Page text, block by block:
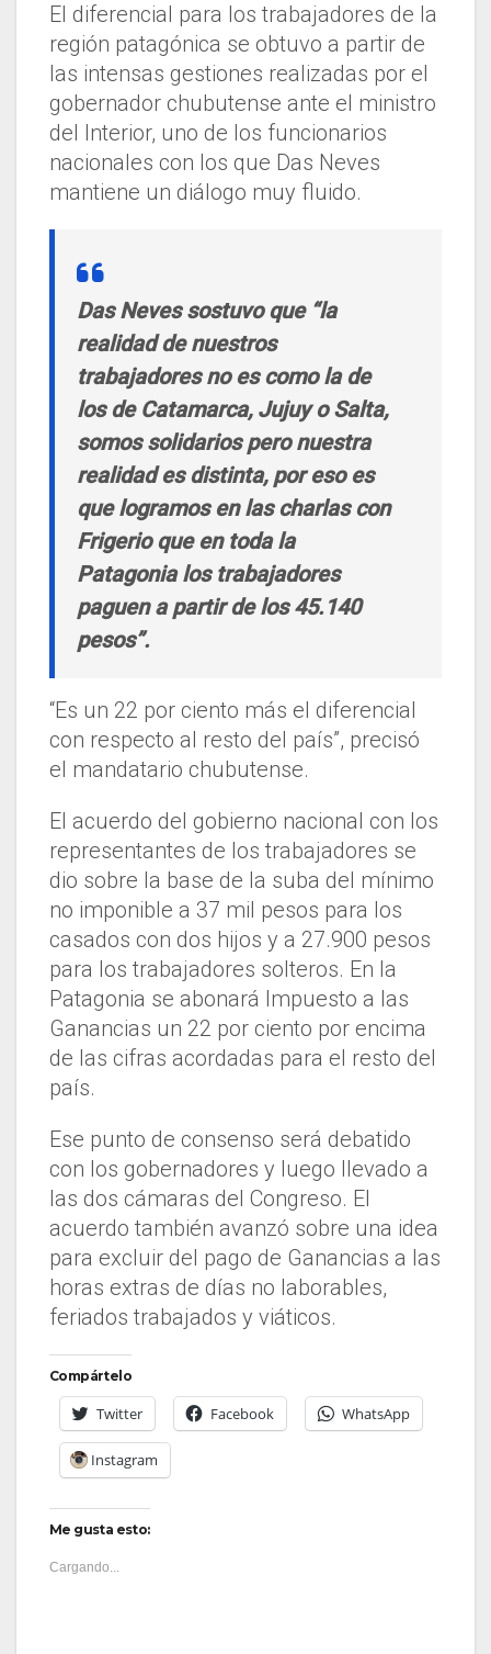
El diferencial para los trabajadores de la
región patagónica se obtuvo a partir de
las intensas gestiones realizadas por el
gobernador chubutense ante el ministro
del Interior, uno de los funcionarios
nacionales con los que Das Neves
mantiene un diálogo muy fluido.
Das Neves sostuvo que “la
realidad de nuestros
trabajadores no es como la de
los de Catamarca, Jujuy o Salta,
somos solidarios pero nuestra
realidad es distinta, por eso es
que logramos en las charlas con
Frigerio que en toda la
Patagonia los trabajadores
paguen a partir de los 45.140
pesos”.
“Es un 22 por ciento más el diferencial
con respecto al resto del país”, precisó
el mandatario chubutense.
El acuerdo del gobierno nacional con los
representantes de los trabajadores se
dio sobre la base de la suba del mínimo
no imponible a 37 mil pesos para los
casados con dos hijos y a 27.900 pesos
para los trabajadores solteros. En la
Patagonia se abonará Impuesto a las
Ganancias un 22 por ciento por encima
de las cifras acordadas para el resto del
país.
Ese punto de consenso será debatido
con los gobernadores y luego llevado a
las dos cámaras del Congreso. El
acuerdo también avanzó sobre una idea
para excluir del pago de Ganancias a las
horas extras de días no laborables,
feriados trabajados y viáticos.
Compártelo
Twitter Facebook WhatsApp
Instagram
Me gusta esto:
Cargando...